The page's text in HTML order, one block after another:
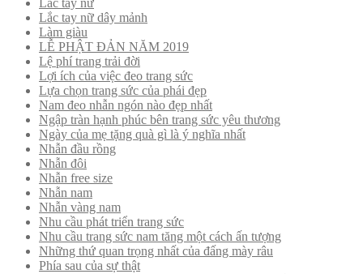
Lắc tay nữ dây mảnh
Làm giàu
LỄ PHẬT ĐẢN NĂM 2019
Lệ phí trang trải đời
Lợi ích của việc đeo trang sức
Lựa chọn trang sức của phái đẹp
Nam đeo nhẫn ngón nào đẹp nhất
Ngập tràn hạnh phúc bên trang sức yêu thương
Ngày của mẹ tặng quà gì là ý nghĩa nhất
Nhẫn đầu rồng
Nhẫn đôi
Nhẫn free size
Nhẫn nam
Nhẫn vàng nam
Nhu cầu phát triển trang sức
Nhu cầu trang sức nam tăng một cách ấn tượng
Những thứ quan trọng nhất của đấng mày râu
Phía sau của sự thật